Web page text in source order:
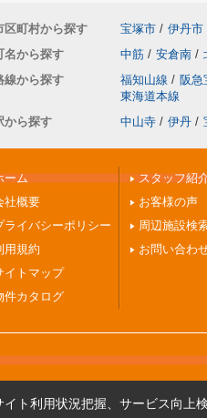
区町村から探す 宝塚市 / 伊丹市
名から探す
中筋 / 安倉南 /
線から探す
福知山線 / 阪急
東海道本線
から探す
中山寺 / 伊丹 /
ーム
社概要
ライバシーポリシー
用規約
イトマップ
件カタログ
スタッフ紹
お客様の声
周辺施設検
お問い合わ
ト利用状況把握、サービス向上